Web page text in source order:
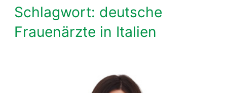
Schlagwort: deutsche
Frauenärzte in Italien